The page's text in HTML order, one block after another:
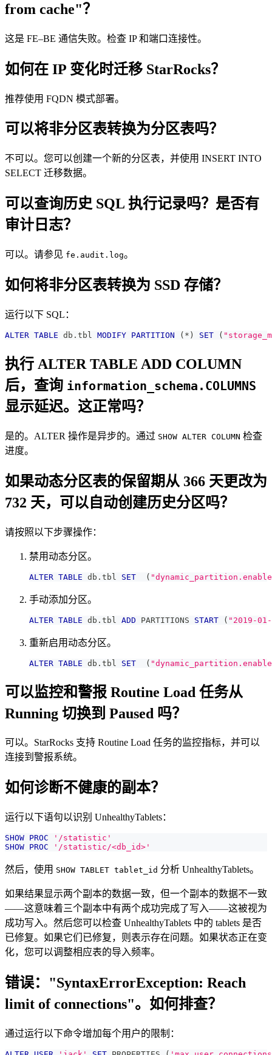
from cache"？
这是 FE–BE 通信失败。检查 IP 和端口连接性。
如何在 IP 变化时迁移 StarRocks？
推荐使用 FQDN 模式部署。
可以将非分区表转换为分区表吗？
不可以。您可以创建一个新的分区表，并使用 INSERT INTO
SELECT 迁移数据。
可以查询历史 SQL 执行记录吗？是否有
审计日志？
可以。请参见 fe.audit.log。
如何将非分区表转换为 SSD 存储？
运行以下 SQL：
ALTER TABLE db . tbl MODIFY PARTITION ( * ) SET (
执行 ALTER TABLE ADD COLUMN
后，查询 information_schema.COLUMNS
显示延迟。这正常吗？
是的。ALTER 操作是异步的。通过 SHOW ALTER COLUMN 检查
进度。
如果动态分区表的保留期从 366 天更改为
732 天，可以自动创建历史分区吗？
请按照以下步骤操作：
禁用动态分区。
ALTER TABLE db . tbl SET (
手动添加分区。
ALTER TABLE db . tbl ADD PARTITIONS START ( "2019-
重新启用动态分区。
ALTER TABLE db . tbl SET (
可以监控和警报 Routine Load 任务从
Running 切换到 Paused 吗？
可以。StarRocks 支持 Routine Load 任务的监控指标，并可以
连接到警报系统。
如何诊断不健康的副本？
运行以下语句以识别 UnhealthyTablets：
SHOW PROC
'/statistic'
SHOW PROC '/statistic/<db_id>'
然后，使用 SHOW TABLET tablet_id 分析 UnhealthyTablets。
如果结果显示两个副本的数据一致，但一个副本的数据不一致
——这意味着三个副本中有两个成功完成了写入——这被视为
成功写入。然后您可以检查 UnhealthyTablets 中的 tablets 是否
已修复。如果它们已修复，则表示存在问题。如果状态正在变
化，您可以调整相应表的导入频率。
错误："SyntaxErrorException: Reach
limit of connections"。如何排查？
通过运行以下命令增加每个用户的限制：